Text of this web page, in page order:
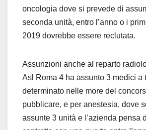
oncologia dove si prevede di
seconda unità, entro l’anno o i
2019 dovrebbe essere reclutata.
Assunzioni anche al reparto
Asl Roma 4 ha assunto 3 medici a
determinato nelle more del
pubblicare, e per anestesia, dove
assunte 3 unità e l’azienda pensa